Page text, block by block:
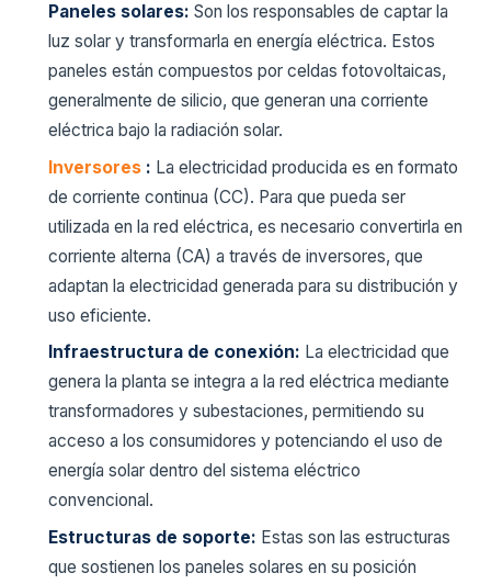
Paneles solares: Son los responsables de captar la
luz solar y transformarla en energía eléctrica. Estos
paneles están compuestos por celdas fotovoltaicas,
generalmente de silicio, que generan una corriente
eléctrica bajo la radiación solar.
Inversores : La electricidad producida es en formato
de corriente continua (CC). Para que pueda ser
utilizada en la red eléctrica, es necesario convertirla en
corriente alterna (CA) a través de inversores, que
adaptan la electricidad generada para su distribución y
uso eficiente.
Infraestructura de conexión: La electricidad que
genera la planta se integra a la red eléctrica mediante
transformadores y subestaciones, permitiendo su
acceso a los consumidores y potenciando el uso de
energía solar dentro del sistema eléctrico
convencional.
Estructuras de soporte: Estas son las estructuras
que sostienen los paneles solares en su posición